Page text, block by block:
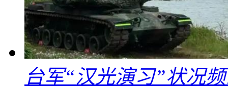
台军“汉光演习”状况